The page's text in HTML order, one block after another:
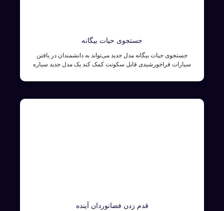
جستجوی حیات بیگانه
جستجوی حیات بیگانه مدل جدید می‌تواند به دانشمندان در یافتن
سیارات فراخورشیدی قابل سکونت کمک کند یک مدل جدید سیاره
قدم زدن فضانوردان آینده